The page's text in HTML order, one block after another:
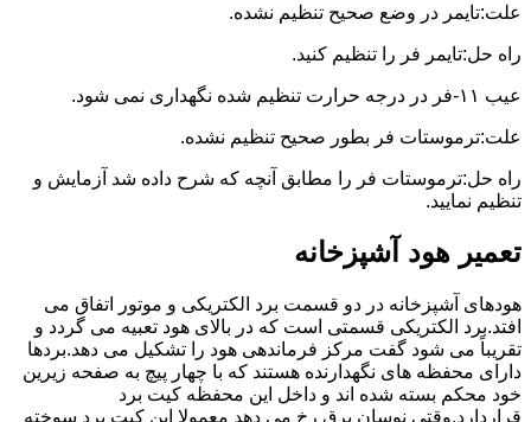
علت:تایمر در وضع صحیح تنظیم نشده.
راه حل:تایمر فر را تنظیم کنید.
عیب ۱۱-فر در درجه حرارت تنظیم شده نگهداری نمی شود.
علت:ترموستات فر بطور صحیح تنظیم نشده.
راه حل:ترموستات فر را مطابق آنچه که شرح داده شد آزمایش و
تنظیم نمایید.
تعمیر هود آشپزخانه
هودهای آشپزخانه در دو قسمت برد الکتریکی و موتور اتفاق می
افتد.برد الکتریکی قسمتی است که در بالای هود تعبیه می گردد و
تقریباً می شود گفت مرکز فرماندهی هود را تشکیل می دهد.بردها
دارای محفظه های نگهدارنده هستند که با چهار پیچ به صفحه زیرین
خود محکم بسته شده اند و داخل این محفظه کیت برد
قراردارد.وقتی نوسان برق رخ می دهد معمولا این کیت برد سوخته